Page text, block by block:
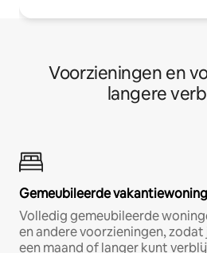
Voorzieningen en
langere
Gemeubileerde
Volledig gemeubileerde
en andere voorzieningen, zodat
een maand of langer kunt